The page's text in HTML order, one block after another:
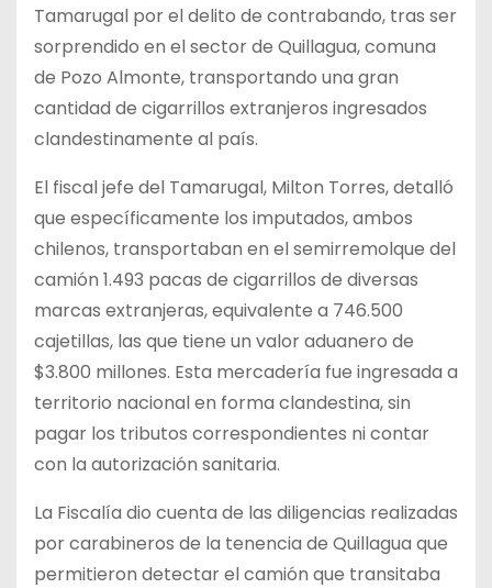
Tamarugal por el delito de contrabando, tras ser
sorprendido en el sector de Quillagua, comuna
de Pozo Almonte, transportando una gran
cantidad de cigarrillos extranjeros ingresados
clandestinamente al país.
El fiscal jefe del Tamarugal, Milton Torres, detalló
que específicamente los imputados, ambos
chilenos, transportaban en el semirremolque del
camión 1.493 pacas de cigarrillos de diversas
marcas extranjeras, equivalente a 746.500
cajetillas, las que tiene un valor aduanero de
$3.800 millones. Esta mercadería fue ingresada a
territorio nacional en forma clandestina, sin
pagar los tributos correspondientes ni contar
con la autorización sanitaria.
La Fiscalía dio cuenta de las diligencias realizadas
por carabineros de la tenencia de Quillagua que
permitieron detectar el camión que transitaba